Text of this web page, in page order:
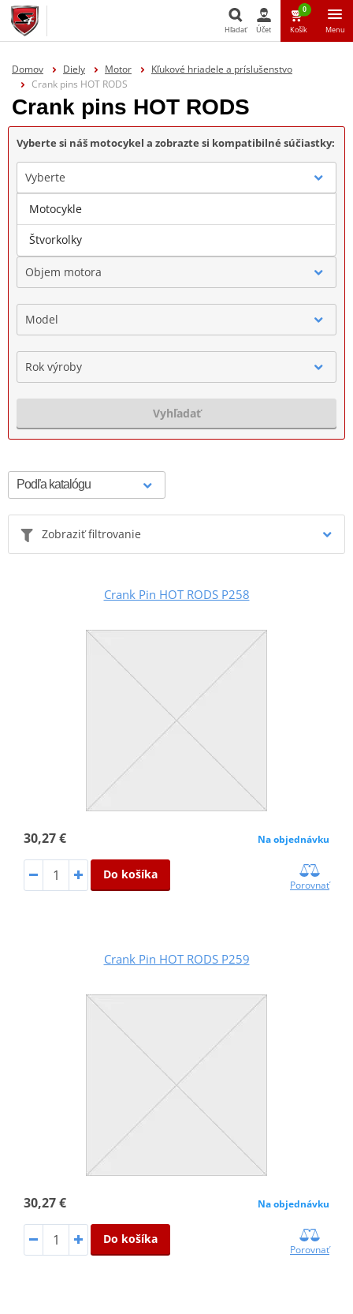
Hľadať Účet
0
Košík Menu
Domov Diely Motor
Kľukové hriadele a príslušenstvo
Crank pins HOT RODS
Crank pins HOT RODS
Vyberte si náš motocykel a zobrazte si kompatibilné súčiastky:
Vyberte
Značka
Objem motora
Model
Rok výroby
Vyhľadať
Zobraziť filtrovanie
Crank Pin HOT RODS P258
30,27 € Na objednávku
Do košíka
Porovnať
Crank Pin HOT RODS P259
30,27 € Na objednávku
Do košíka
Porovnať
Motocykle
Štvorkolky